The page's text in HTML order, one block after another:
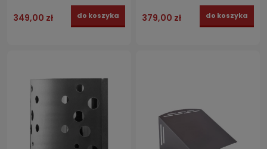
349,00 zł do koszyka 379,00 zł do koszyka